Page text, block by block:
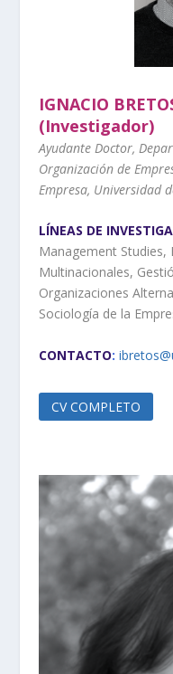
IGNACIO
(Investigador)
Ayudante Doctor,
Organización de
Empresa, Universidad
LÍNEAS DE
Management Studies,
Multinacionales,
Organizaciones
Sociología de la
CONTACTO:
CV COMPLETO